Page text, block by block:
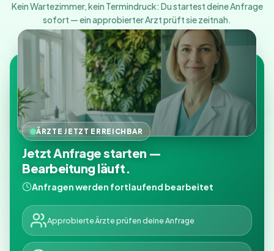
Kein Wartezimmer, kein Termindruck: Du startest deine Anfrage
sofort — ein approbierter Arzt prüft sie zeitnah.
ÄRZTE JETZT ERREICHBAR
Jetzt Anfrage starten —
Bearbeitung läuft.
Anfragen werden fortlaufend bearbeitet
Approbierte Ärzte prüfen deine Anfrage